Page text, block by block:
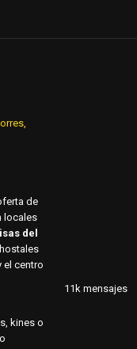
de
locales
del
el centro
kines o
11k mensajes